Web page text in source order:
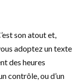
son atout et,
adoptez un texte
des heures
contrôle, ou d’un